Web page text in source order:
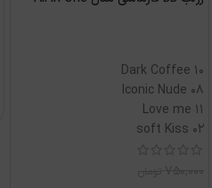
10 Dark Coffee
Iconic Nude 08
Love me 11
soft Kiss 02